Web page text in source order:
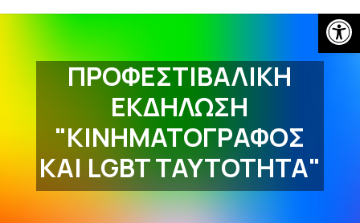
ΠΡΟΦΕΣΤΙΒΑΛΙΚΗ
ΕΚΔΗΛΩΣΗ
"ΚΙΝΗΜΑΤΟΓΡΑΦΟΣ
ΚΑΙ LGBT ΤΑΥΤΟΤΗΤΑ"